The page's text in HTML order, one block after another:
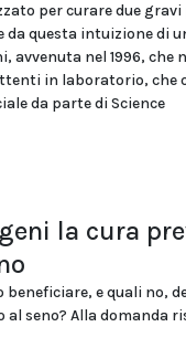
per curare due
da questa intuizione di
avvenuta nel 1996, che
in laboratorio, che
da parte di Science
la cura
beneficiare, e quali no,
al seno? Alla domanda